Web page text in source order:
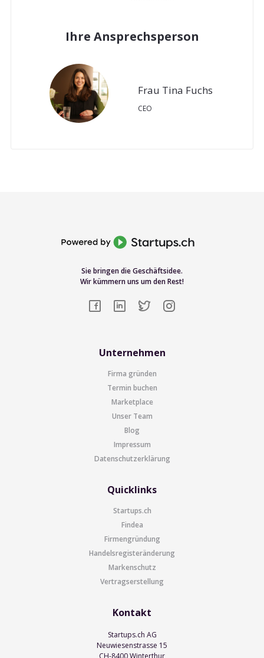
Ihre Ansprechsperson
Frau Tina Fuchs
CEO
Sie bringen die Geschäftsidee.
Wir kümmern uns um den Rest!
Unternehmen
Firma gründen
Termin buchen
Marketplace
Unser Team
Blog
Impressum
Datenschutzerklärung
Quicklinks
Startups.ch
Findea
Firmengründung
Handelsregisteränderung
Markenschutz
Vertragserstellung
Kontakt
Startups.ch AG
Neuwiesenstrasse 15